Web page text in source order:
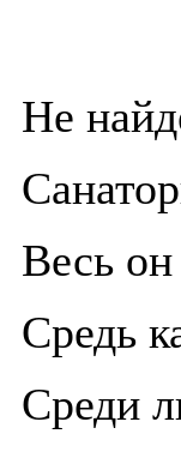
Не
Весь он
Средь
Среди